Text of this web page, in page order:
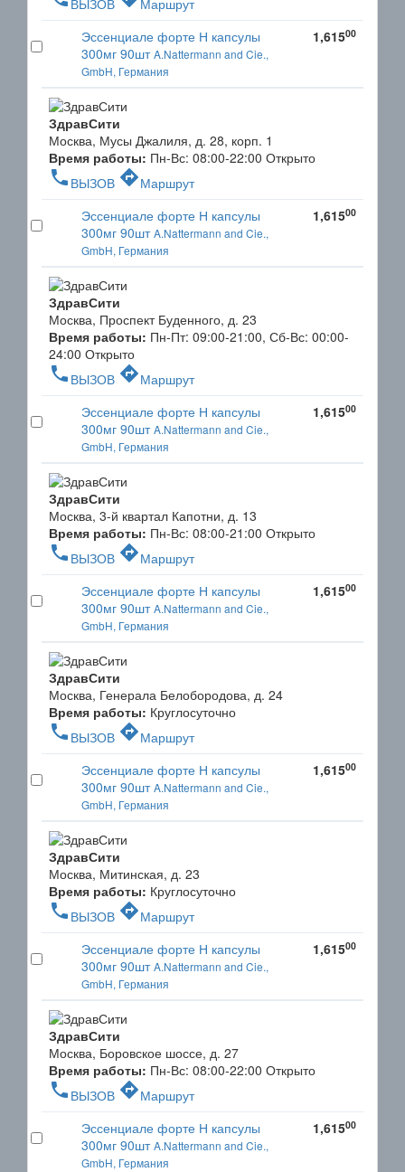
ВЫЗОВ
Маршрут
Эссенциале форте Н капсулы
300мг 90штA.Nattermann and Cie.,
GmbH, Германия
1,61500
ЗдравСити
Москва, Мусы Джалиля, д. 28, корп. 1
Время работы: Пн-Вс: 08:00-22:00 Открыто
phone ВЫЗОВ directionsМаршрут
Эссенциале форте Н капсулы
300мг 90штA.Nattermann and Cie.,
GmbH, Германия
1,61500
ЗдравСити
Москва, Проспект Буденного, д. 23
Время работы: Пн-Пт: 09:00-21:00, Сб-Вс: 00:00-
24:00 Открыто
phone ВЫЗОВ directionsМаршрут
Эссенциале форте Н капсулы
300мг 90штA.Nattermann and Cie.,
GmbH, Германия
1,61500
ЗдравСити
Москва, 3-й квартал Капотни, д. 13
Время работы: Пн-Вс: 08:00-21:00 Открыто
phone ВЫЗОВ directionsМаршрут
Эссенциале форте Н капсулы
300мг 90штA.Nattermann and Cie.,
GmbH, Германия
1,61500
ЗдравСити
Москва, Генерала Белобородова, д. 24
Время работы: Круглосуточно
phone ВЫЗОВ directionsМаршрут
Эссенциале форте Н капсулы
300мг 90штA.Nattermann and Cie.,
GmbH, Германия
1,61500
ЗдравСити
Москва, Митинская, д. 23
Время работы: Круглосуточно
phone ВЫЗОВ directionsМаршрут
Эссенциале форте Н капсулы
300мг 90штA.Nattermann and Cie.,
GmbH, Германия
1,61500
ЗдравСити
Москва, Боровское шоссе, д. 27
Время работы: Пн-Вс: 08:00-22:00 Открыто
phone ВЫЗОВ directionsМаршрут
Эссенциале форте Н капсулы
300мг 90штA.Nattermann and Cie.,
GmbH, Германия
1,61500